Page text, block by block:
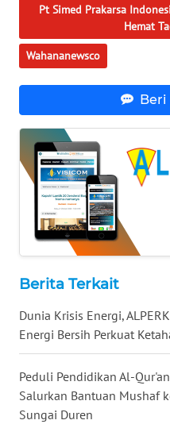
Pt Simed Prakarsa
Hemat
Wahananewsco
Berita Terkait
Dunia Krisis Energi,
Energi Bersih Perkuat
Peduli Pendidikan Al-
Salurkan Bantuan Mushaf
Sungai Duren
JATENG
WN
JOGJA
WN
JATIM
WN
WN
KALBAR
WN
KALTENG